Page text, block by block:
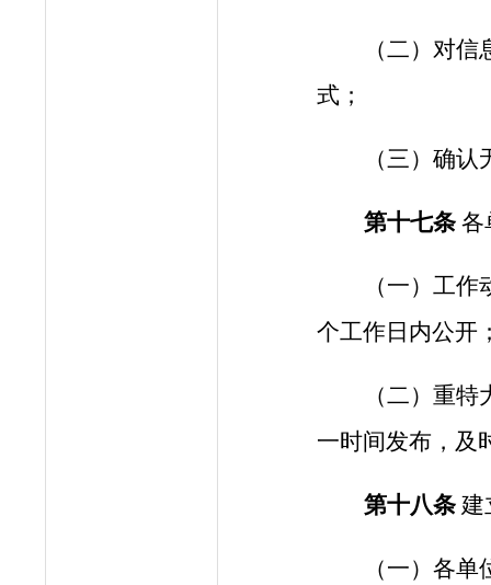
（二）对
式；
（三）确认
第十七条 各
（一）工作
个工作日内公开
（二）重特
一时间发布，及
第十八条 建
（一）各